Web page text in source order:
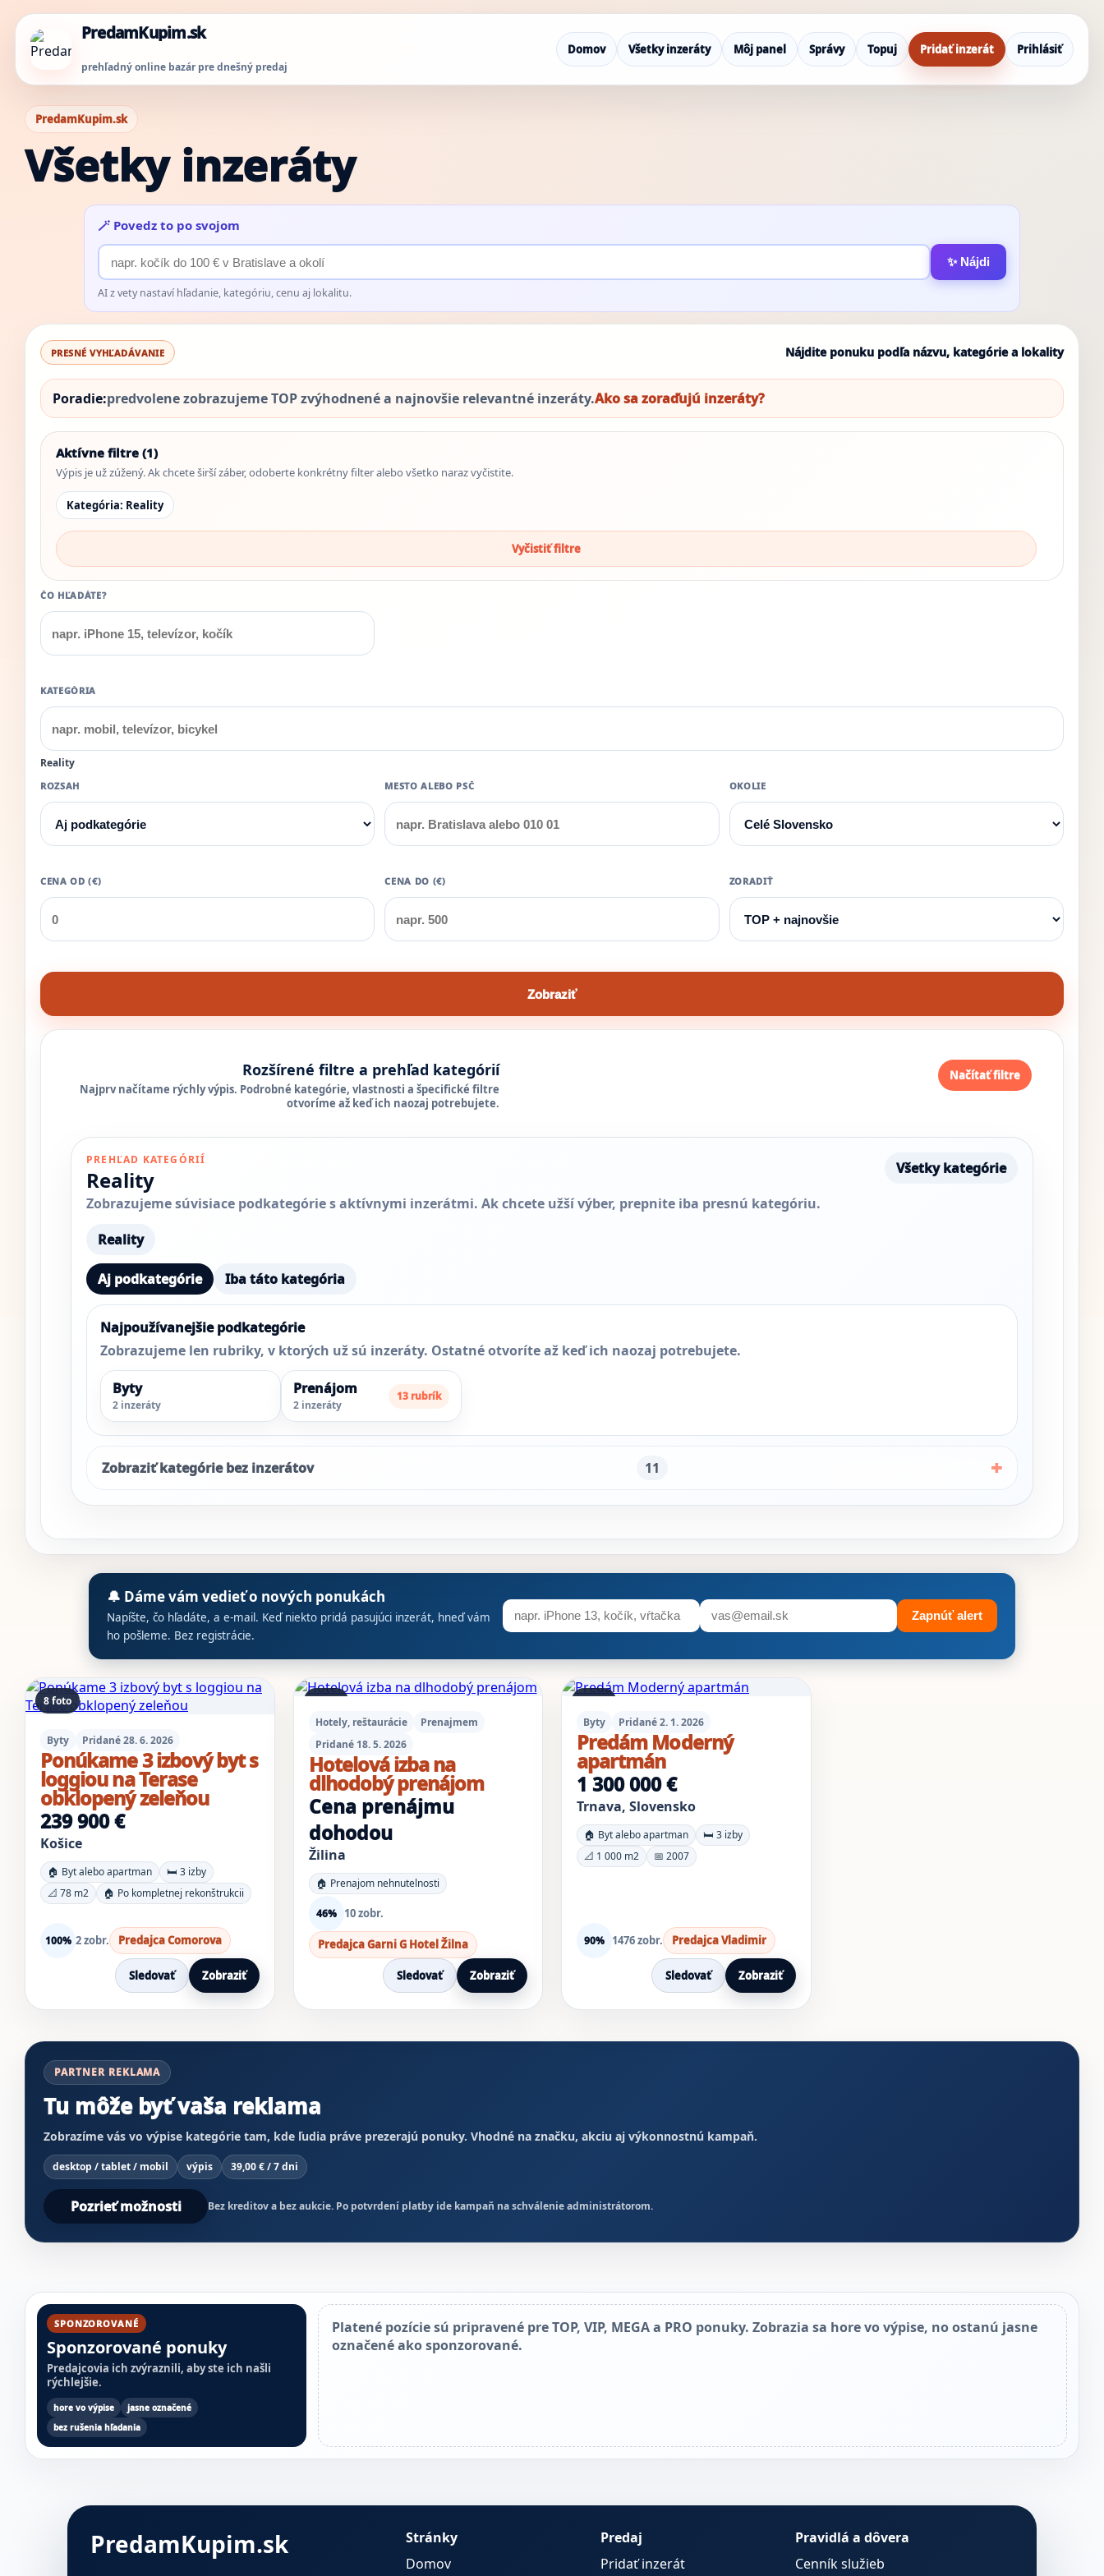
PredamKupim.sk
prehľadný online bazár pre dnešný predaj
Domov Všetky inzeráty Môj panel Správy Topuj Pridať inzerát Prihlásiť
PredamKupim.sk
Všetky inzeráty
🪄 Povedz to po svojom
✨ Nájdi
AI z vety nastaví hľadanie, kategóriu, cenu aj lokalitu.
PRESNÉ VYHĽADÁVANIE Nájdite ponuku podľa názvu, kategórie a lokality
Poradie:predvolene zobrazujeme TOP zvýhodnené a najnovšie relevantné inzeráty.Ako sa zoraďujú inzeráty?
Aktívne filtre (1)
Výpis je už zúžený. Ak chcete širší záber, odoberte konkrétny filter alebo všetko naraz vyčistite.
Kategória: Reality
Vyčistiť filtre
ČO HĽADÁTE?
KATEGÓRIA
Reality
ROZSAH MESTO ALEBO PSČ OKOLIE
CENA OD (€) CENA DO (€) ZORADIŤ
Zobraziť
Rozšírené filtre a prehľad kategórií
Najprv načítame rýchly výpis. Podrobné kategórie, vlastnosti a špecifické filtre
otvoríme až keď ich naozaj potrebujete.
Načítať filtre
PREHĽAD KATEGÓRIÍ
Reality
Zobrazujeme súvisiace podkategórie s aktívnymi inzerátmi. Ak chcete užší výber, prepnite iba presnú kategóriu.
Všetky kategórie
Reality
Aj podkategórie Iba táto kategória
Najpoužívanejšie podkategórie
Zobrazujeme len rubriky, v ktorých už sú inzeráty. Ostatné otvoríte až keď ich naozaj potrebujete.
Byty
2 inzeráty
Prenájom
2 inzeráty
13 rubrík
Zobraziť kategórie bez inzerátov 11
🔔 Dáme vám vedieť o nových ponukách
Napíšte, čo hľadáte, a e-mail. Keď niekto pridá pasujúci inzerát, hneď vám
ho pošleme. Bez registrácie.
Zapnúť alert
Výsledky inzerátov
8 foto
Byty Pridané 28. 6. 2026
Ponúkame 3 izbový byt s
loggiou na Terase
obklopený zeleňou
239 900 €
Košice
🏠 Byt alebo apartman
🛏️ 3 izby
📐 78 m2
🏠 Po kompletnej rekonštrukcii
100% 2 zobr. Predajca Comorova
Sledovať Zobraziť
2 foto
Hotely, reštaurácie
Prenajmem
Pridané 18. 5. 2026
Hotelová izba na
dlhodobý prenájom
Cena prenájmu
dohodou
Žilina
🏠 Prenajom nehnutelnosti
46% 10 zobr.
Predajca Garni G Hotel Žilna
Sledovať Zobraziť
1 foto
Byty
Pridané 2. 1. 2026
Predám Moderný
apartmán
1 300 000 €
Trnava, Slovensko
🏠 Byt alebo apartman
🛏️ 3 izby
📐 1 000 m2
📅 2007
90% 1476 zobr. Predajca Vladimir
Sledovať Zobraziť
PARTNER REKLAMA
Tu môže byť vaša reklama
Zobrazíme vás vo výpise kategórie tam, kde ľudia práve prezerajú ponuky. Vhodné na značku, akciu aj výkonnostnú kampaň.
desktop / tablet / mobil výpis 39,00 € / 7 dni
Pozrieť možnosti Bez kreditov a bez aukcie. Po potvrdení platby ide kampaň na schválenie administrátorom.
SPONZOROVANÉ
Sponzorované ponuky
Predajcovia ich zvýraznili, aby ste ich našli
rýchlejšie.
hore vo výpise
jasne označené
bez rušenia hľadania
Platené pozície sú pripravené pre TOP, VIP, MEGA a PRO ponuky. Zobrazia sa hore vo výpise, no ostanú jasne
označené ako sponzorované.
PredamKupim.sk
Stránky
Domov
Predaj
Pridať inzerát
Pravidlá a dôvera
Cenník služieb